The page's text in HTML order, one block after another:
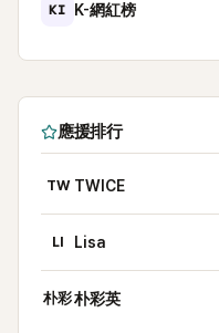
KI K-網紅榜
應援排行
TW TWICE
LI Lisa
朴彩朴彩英